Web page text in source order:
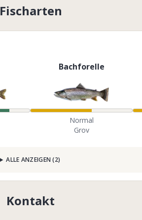
Fischarten
Bachforelle
Normal
Grov
ALLE ANZEIGEN(2)
Kontakt